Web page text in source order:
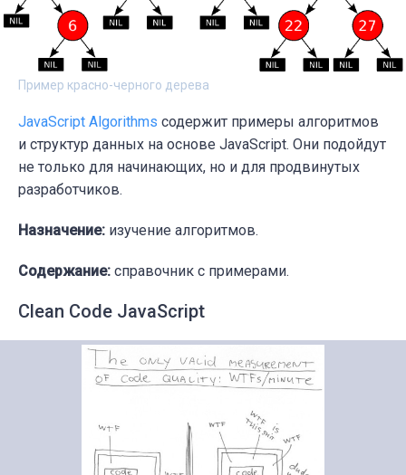
Пример красно-черного дерева
JavaScript Algorithms содержит примеры алгоритмов
и структур данных на основе JavaScript. Они подойдут
не только для начинающих, но и для продвинутых
разработчиков.
Назначение: изучение алгоритмов.
Содержание: справочник с примерами.
Clean Code JavaScript